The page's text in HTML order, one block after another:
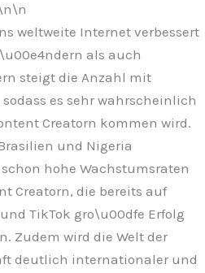
\n
weltweite Internet verbessert
als auch
steigt die Anzahl mit
es sehr wahrscheinlich
Creatorn kommen wird.
und Nigeria
hohe Wachstumsraten
Creatorn, die bereits auf
TikTok gro\u00dfe Erfolg
Zudem wird die Welt der
deutlich internationaler und